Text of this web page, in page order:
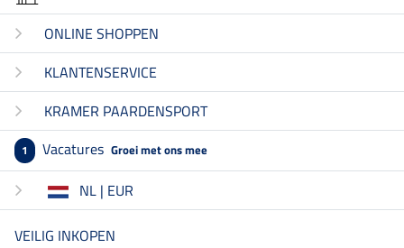
ONLINE SHOPPEN
KLANTENSERVICE
KRAMER PAARDENSPORT
1 Vacatures Groei met ons mee
NL | EUR
VEILIG INKOPEN